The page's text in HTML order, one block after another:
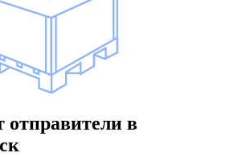
отправители в